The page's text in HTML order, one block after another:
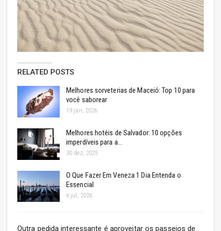
RELATED POSTS
Melhores sorveterias de Maceió: Top 10 para
você saborear
19 jan, 2026
Melhores hotéis de Salvador: 10 opções
imperdíveis para a…
30 dez, 2025
O Que Fazer Em Veneza 1 Dia Entenda o
Essencial
6 jul, 2026
Outra pedida interessante é aproveitar os passeios de